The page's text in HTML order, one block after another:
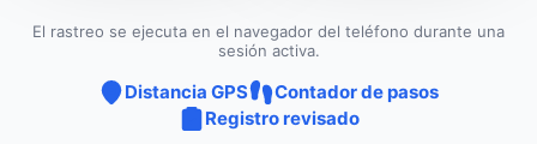
El rastreo se ejecuta en el navegador del teléfono durante una
sesión activa.
Distancia GPS
Contador de pasos
Registro revisado